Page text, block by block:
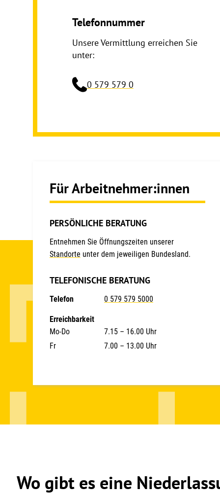
Telefonnummer
Unsere Vermittlung erreichen Sie
unter:
0 579 579 0
Für Arbeitnehmer:innen
PERSÖNLICHE BERATUNG
Entnehmen Sie Öffnungszeiten unserer
Standorte unter dem jeweiligen Bundesland.
TELEFONISCHE BERATUNG
Telefon 0 579 579 5000
Erreichbarkeit
Mo-Do
7.15 – 16.00 Uhr
Fr
7.00 – 13.00 Uhr
Wo gibt es eine